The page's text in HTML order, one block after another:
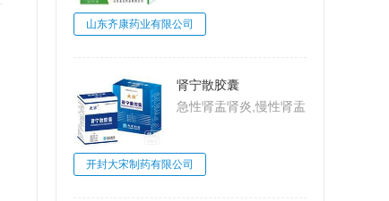
大肠梗阻,肠系膜上动脉
山东齐康药业有限公司
肾宁散胶囊
急性肾盂肾炎,慢性肾盂
开封大宋制药有限公司